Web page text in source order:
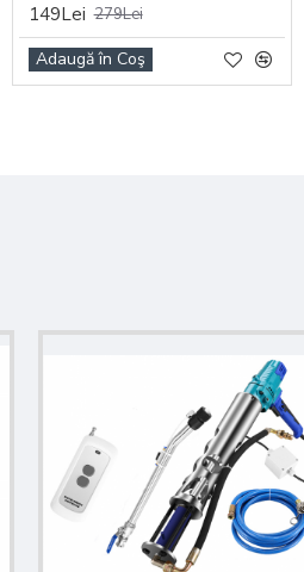
149Lei 279Lei
Adaugă în Coş